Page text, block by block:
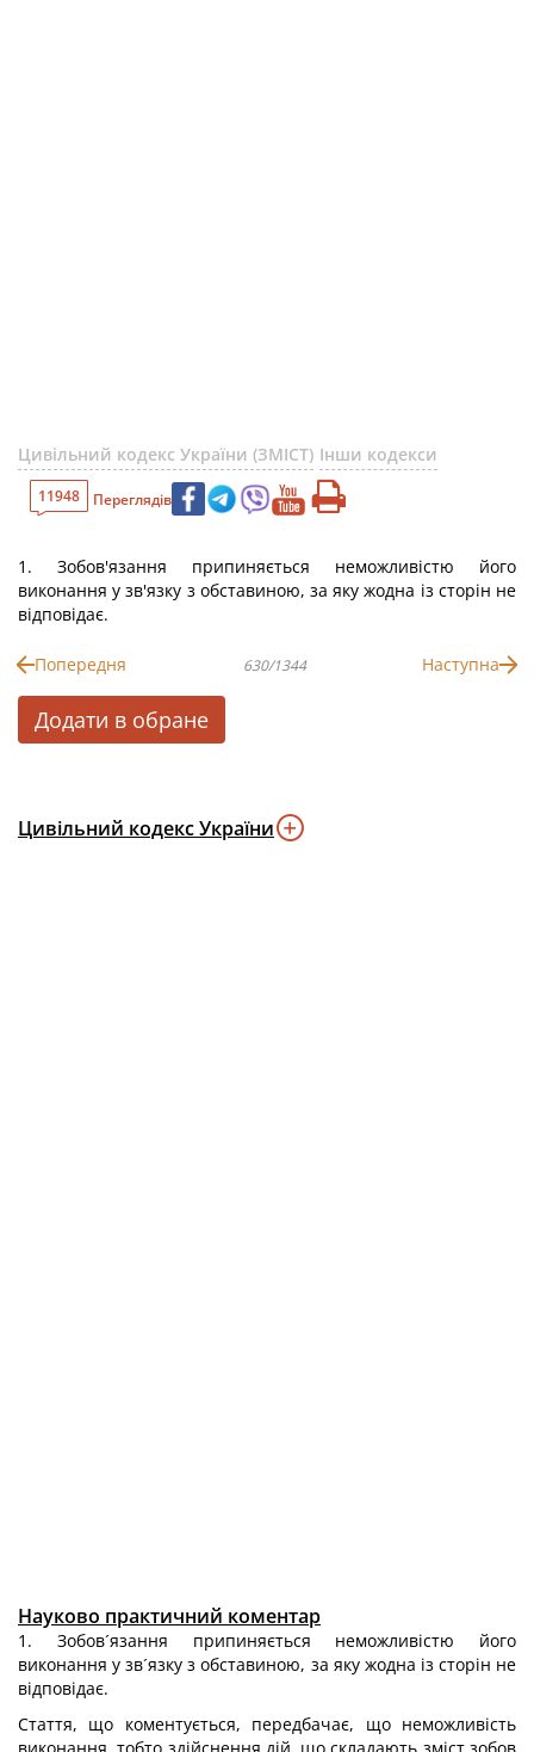
Цивільний кодекс України (ЗМІСТ) Інши кодекси
11948 Переглядів
1. Зобов'язання припиняється неможливістю його
виконання у зв'язку з обставиною, за яку жодна із сторін не
відповідає.
Попередня 630/1344 Наступна
Додати в обране
Цивільний кодекс України
Науково практичний коментар
1. Зобов´язання припиняється неможливістю його
виконання у зв´язку з обставиною, за яку жодна із сторін не
відповідає.
Стаття, що коментується, передбачає, що неможливість